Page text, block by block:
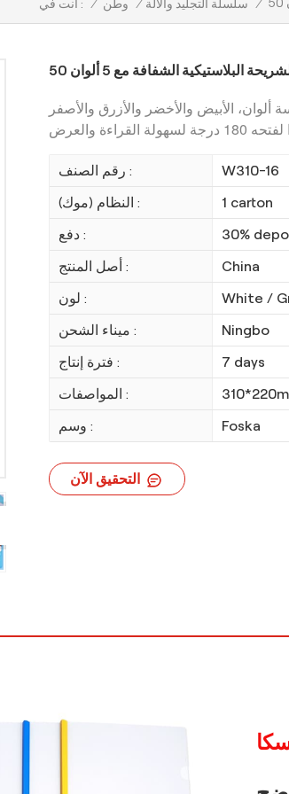
أنت في : / وطن / سلسلة التجليد والآلة /
البلاستيكية الشفافة مع 5 ألوان
الأبيض والأخضر والأزرق والأصفر
رقم الصنف : W310-16
النظام (موك) : 1 carton
دفع : 30%
أصل المنتج : China
لون : White /
ميناء الشحن : Ningbo
فترة إنتاج : 7 days
المواصفات :
وسم : Foska
التحقيق الآن